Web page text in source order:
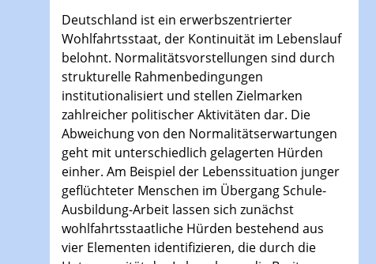
Deutschland ist ein erwerbszentrierter
Wohlfahrtsstaat, der Kontinuität im Lebenslauf
belohnt. Normalitätsvorstellungen sind durch
strukturelle Rahmenbedingungen
institutionalisiert und stellen Zielmarken
zahlreicher politischer Aktivitäten dar. Die
Abweichung von den Normalitätserwartungen
geht mit unterschiedlich gelagerten Hürden
einher. Am Beispiel der Lebenssituation junger
geflüchteter Menschen im Übergang Schule-
Ausbildung-Arbeit lassen sich zunächst
wohlfahrtsstaatliche Hürden bestehend aus
vier Elementen identifizieren, die durch die